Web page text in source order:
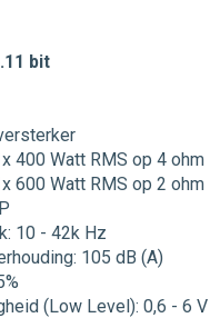
bit
400 Watt RMS op 4 ohm
600 Watt RMS op 2 ohm
10 - 42k Hz
105 dB (A)
(Low Level): 0,6 - 6 V